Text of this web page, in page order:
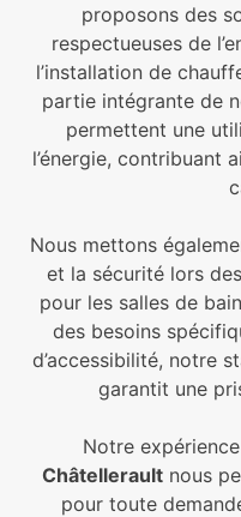
proposons des
respectueuses de
l’installation de
partie intégrante de
permettent une
l’énergie, contribuant
Nous mettons
et la sécurité lors
pour les salles de
des besoins
d’accessibilité, notre
garantit une
Notre
Châtelleraultnous
pour toute